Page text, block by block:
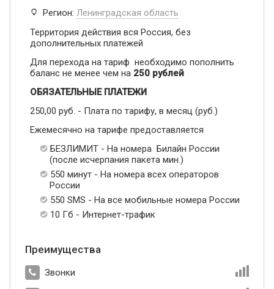
Регион: Ленинградская область
Территория действия вся Россия, без
дополнительных платежей
Для перехода на тариф необходимо пополнить
баланс не менее чем на 250 рублей
ОБЯЗАТЕЛЬНЫЕ ПЛАТЕЖИ
250,00 руб. - Плата по тарифу, в месяц (руб.)
Ежемесячно на тарифе предоставляется
БЕЗЛИМИТ - На номера Билайн России
(после исчерпания пакета мин.)
550 минут - На номера всех операторов
России
550 SMS - На все мобильные номера России
10 Гб - Интернет-трафик
Преимущества
Звонки